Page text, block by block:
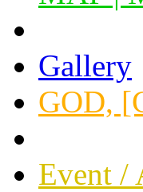
Gallery
GOD,
Event /